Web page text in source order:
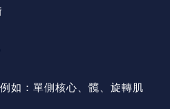
如：單側核心、髖、旋轉肌